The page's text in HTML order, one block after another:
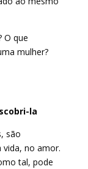
O que
mulher?
la
são
no amor.
tal, pode